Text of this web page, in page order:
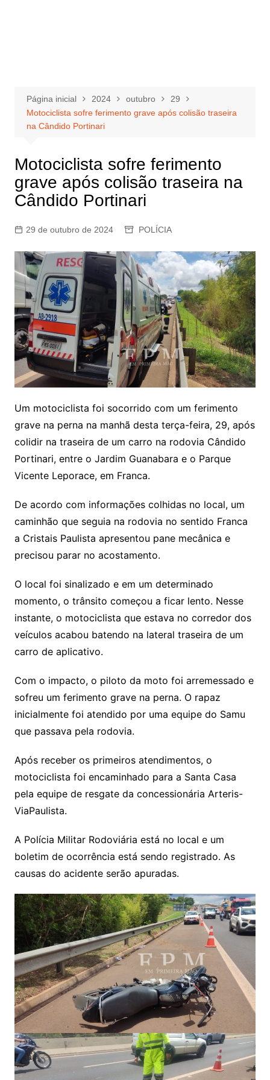
Página inicial 2024 outubro
29
Motociclista sofre ferimento grave após colisão traseira
na Cândido Portinari
Motociclista sofre ferimento
grave após colisão traseira na
Cândido Portinari
29 de outubro de 2024 POLÍCIA
Um motociclista foi socorrido com um ferimento
grave na perna na manhã desta terça-feira, 29, após
colidir na traseira de um carro na rodovia Cândido
Portinari, entre o Jardim Guanabara e o Parque
Vicente Leporace, em Franca.
De acordo com informações colhidas no local, um
caminhão que seguia na rodovia no sentido Franca
a Cristais Paulista apresentou pane mecânica e
precisou parar no acostamento.
O local foi sinalizado e em um determinado
momento, o trânsito começou a ficar lento. Nesse
instante, o motociclista que estava no corredor dos
veículos acabou batendo na lateral traseira de um
carro de aplicativo.
Com o impacto, o piloto da moto foi arremessado e
sofreu um ferimento grave na perna. O rapaz
inicialmente foi atendido por uma equipe do Samu
que passava pela rodovia.
Após receber os primeiros atendimentos, o
motociclista foi encaminhado para a Santa Casa
pela equipe de resgate da concessionária Arteris-
ViaPaulista.
A Polícia Militar Rodoviária está no local e um
boletim de ocorrência está sendo registrado. As
causas do acidente serão apuradas.